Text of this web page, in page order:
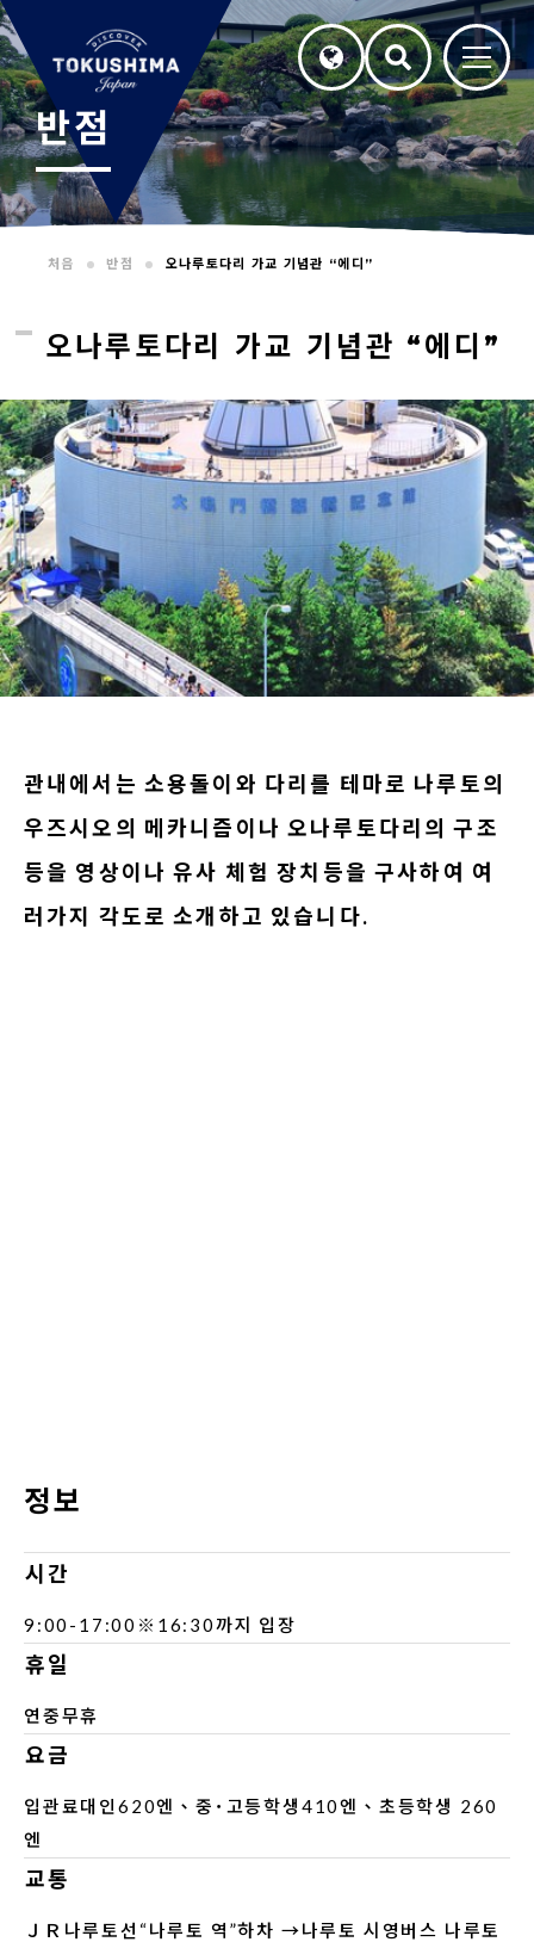
반점
처음 반점 오나루토다리 가교 기념관 “에디”
오나루토다리 가교 기념관 “에디”
관내에서는 소용돌이와 다리를 테마로 나루토의
우즈시오의 메카니즘이나 오나루토다리의 구조
등을 영상이나 유사 체험 장치등을 구사하여 여
러가지 각도로 소개하고 있습니다.
정보
시간
9:00-17:00※16:30까지 입장
휴일
연중무휴
요금
입관료대인620엔、중･고등학생410엔、초등학생 260
엔
교통
ＪＲ나루토선“나루토 역”하차 →나루토 시영버스 나루토